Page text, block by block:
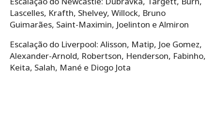
Lascelles, Krafth, Shelvey, Willock, Bruno
Guimarães, Saint-Maximin, Joelinton e Almiron
Escalação do Liverpool: Alisson, Matip, Joe Gomez,
Alexander-Arnold, Robertson, Henderson, Fabinho,
Keita, Salah, Mané e Diogo Jota